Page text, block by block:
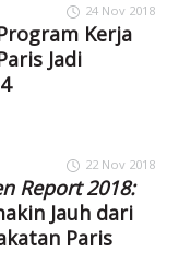
24 Nov 2018
Kerja
Jadi
22 Nov 2018
Report 2018:
Jauh dari
Paris